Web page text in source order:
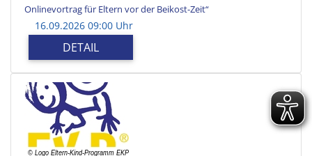
Onlinevortrag für Eltern vor der Beikost-Zeit“
16.09.2026 09:00 Uhr
DETAIL